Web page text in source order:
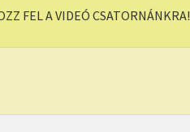
FEL A VIDEÓ CSATORNÁNKRA!